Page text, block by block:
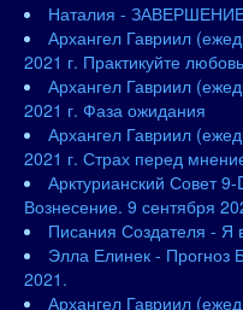
Наталия -
Архангел Гавриил
2021 г. Практикуйте
Архангел Гавриил
2021 г. Фаза ожидания
Архангел Гавриил
2021 г. Страх перед
Арктурианский Совет
Вознесение. 9 сентября
Писания Создателя - Я
Элла Елинек - Прогноз
2021.
Архангел Гавриил